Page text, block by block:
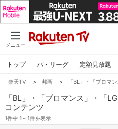
メニュー
トップ パ・リーグ 定額見放題
楽天TV > 邦画 > 「BL」・「ブロマ
「BL」・「ブロマンス」・「
コンテンツ
1件中 1～1件を表示